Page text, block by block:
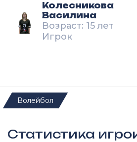
Колесникова
Василина
Возраст: 15 лет
Игрок
Волейбол
Статистика